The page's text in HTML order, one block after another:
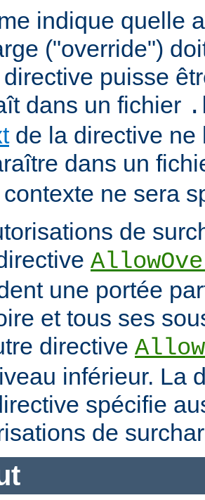
indique quelle
("override")
puisse
dans un fichier
de la directive ne
dans un
ne sera
de
une portée
et tous ses
directive
inférieur. La
spécifie
de